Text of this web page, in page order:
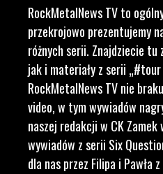
RockMetalNews TV to
przekrojowo prezentujemy
różnych serii. Znajdziecie tu
jak i materiały z serii
RockMetalNews TV nie
video, w tym wywiadów
naszej redakcji w CK Zamek
wywiadów z serii Six
dla nas przez Filipa i Pawła